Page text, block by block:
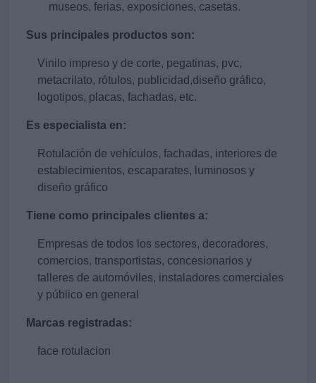
museos, ferias, exposiciones, casetas.
Sus principales productos son:
Vinilo impreso y de corte, pegatinas, pvc,
metacrilato, rótulos, publicidad,diseño gráfico,
logotipos, placas, fachadas, etc.
Es especialista en:
Rotulación de vehículos, fachadas, interiores de
establecimientos, escaparates, luminosos y
diseño gráfico
Tiene como principales clientes a:
Empresas de todos los sectores, decoradores,
comercios, transportistas, concesionarios y
talleres de automóviles, instaladores comerciales
y público en general
Marcas registradas:
face rotulacion